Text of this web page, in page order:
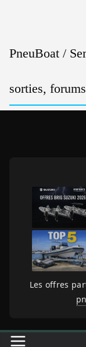
PneuBoat /
sorties,
Les offres